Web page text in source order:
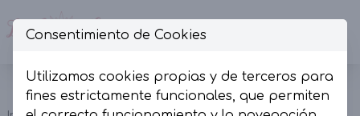
Jersey
combinado
Consentimiento de Cookies
Utilizamos cookies propias y de terceros para
fines estrictamente funcionales, que permiten